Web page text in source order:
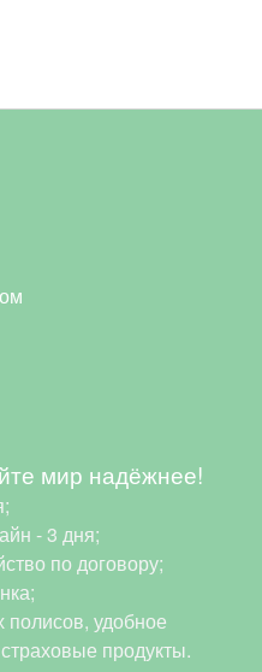
мир надёжнее!
- 3 дня;
по договору;
удобное
продукты.